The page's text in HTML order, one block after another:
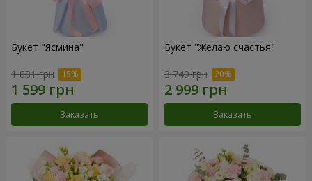
Букет "Ясмина"
1 881 грн
Заказать
Букет "Желаю счастья"
3 749 грн
Заказать